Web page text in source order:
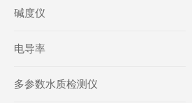
碱度仪
电导率
多参数水质检测仪